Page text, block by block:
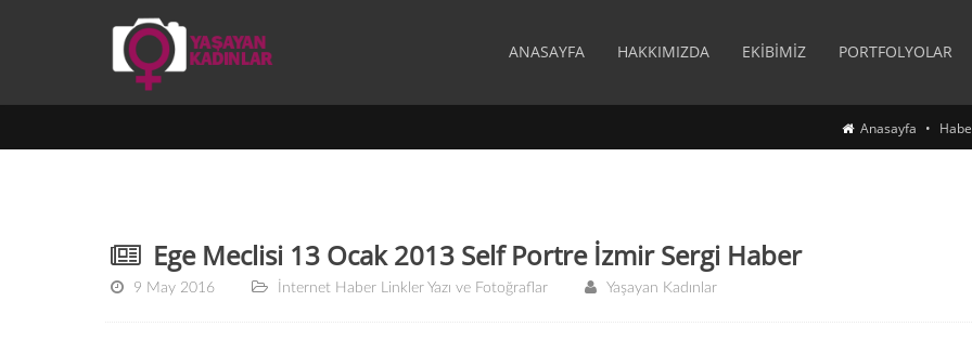
ANASAYFA HAKKIMIZDA EKIBIMIZ PORTFOLYOLAR
Anasayfa
Ege Meclisi 13 Ocak 2013 Self Portre İzmir Sergi Haber
9 May 2016 İnternet Haber Linkler Yazı ve Fotoğraflar Yaşayan Kadınlar